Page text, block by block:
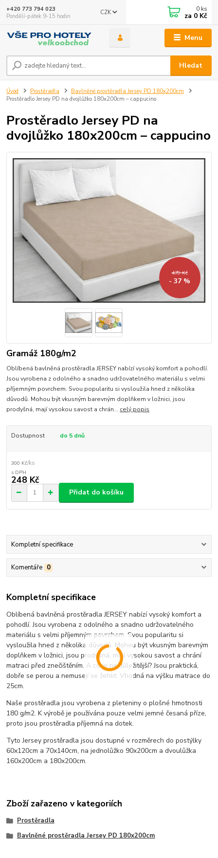
Menu
CZK
Hledat
+420 773 794 023
Pondělí-pátek 9-15 hodin
0 ks
za 0 Kč
Úvod Prostěradla
Bavlněné prostěradla Jersey PD 180x200cm
Prostěradlo Jersey PD na dvojlůžko 180x200cm – cappucino
Prostěradlo Jersey PD na
dvojlůžko 180x200cm – cappucino
479 Kč
- 37 %
Gramáž 180g/m2
Oblíbená bavlněná prostěradla JERSEY nabízí vysoký komfort a pohodlí.
Jsou vyrobena z odolného a snadno udržovatelného materiálu s velmi
příjemným povrchem. Svou popularitu si vysloužila hned z několika
důvodů. Mohou být vkusným barevným doplňkem v ložnici, jsou
prodyšná, mají vysokou savost a chrán... celý popis
Dostupnost do 5 dnů
300 Kč/ks
248 Kč
Přidat do košíku
Kompletní specifikace
Komentáře 0
Kompletní specifikace
Oblíbená bavlněná prostěradla JERSEY nabízí vysoký komfort a
pohodlí. Jsou vyrobena z odolného a snadno udržovatelného
materiálu s velmi příjemným povrchem. Svou popularitu si
vysloužila hned z několika důvodů. Mohou být vkusným barevným
doplňkem v ložnici, jsou prodyšná, mají vysokou savost a chrání
matraci před znečištěním. A co je nejdůležitější? Jsou praktická,
dobře se perou a nemusejí se žehlit. Vhodná na výšku matrace do
25cm.
Naše prostěradla jsou vyrobena z pleteniny o plošné hmotnosti
180 g/m2. K výrobě je používána pouze velmi jemné česaná příze,
proto jsou prostěradla příjemná na dotek.
Tyto Jersey prostěradla jsou dostupné v rozměrech do postýlky
60x120cm a 70x140cm, na jednolůžko 90x200cm a dvoulůžka
160x200cm a 180x200cm.
Zboží zařazeno v kategoriích
Prostěradla
Bavlněné prostěradla Jersey PD 180x200cm